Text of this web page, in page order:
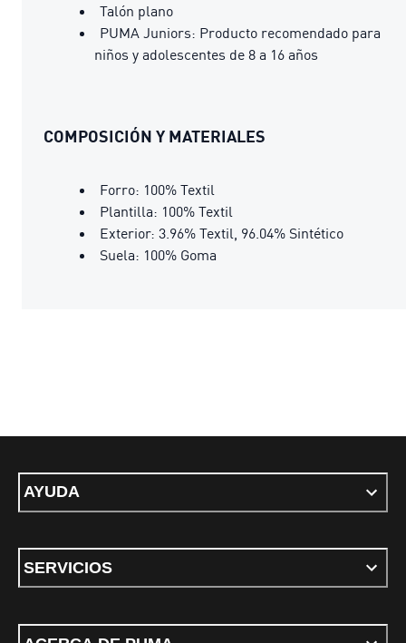
Talón plano
PUMA Juniors: Producto recomendado para
niños y adolescentes de 8 a 16 años
COMPOSICIÓN Y MATERIALES
Forro: 100% Textil
Plantilla: 100% Textil
Exterior: 3.96% Textil, 96.04% Sintético
Suela: 100% Goma
AYUDA
SERVICIOS